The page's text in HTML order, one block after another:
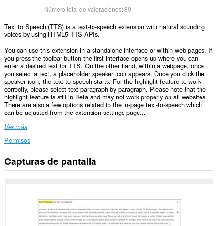
Número total de valoraciones:89
Text to Speech (TTS) is a text-to-speech extension with natural sounding
voices by using HTML5 TTS APIs.
You can use this extension in a standalone interface or within web pages. If
you press the toolbar button the first interface opens up where you can
enter a desired text for TTS. On the other hand, within a webpage, once
you select a text, a placeholder speaker icon appears. Once you click the
speaker icon, the text-to-speech starts. For the highlight feature to work
correctly, please select text paragraph-by-paragraph. Please note that the
highlight feature is still in Beta and may not work properly on all websites.
There are also a few options related to the in-page text-to-speech which
can be adjusted from the extension settings page...
Ver más
Permisos
Esta
extensión
Capturas de pantalla